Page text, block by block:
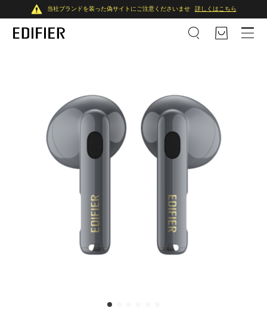
当社ブランドを装った偽サイトにご注意くださいませ 詳しくはこちら